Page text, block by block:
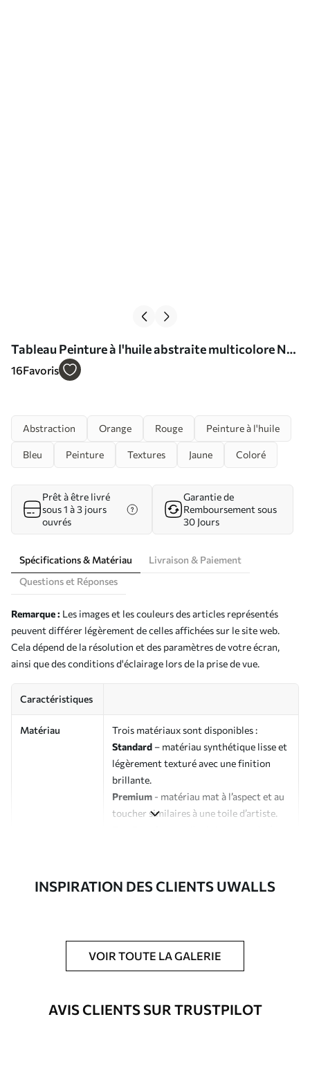
Tableau Peinture à l'huile abstraite multicolore Nr
s40457
16Favoris
Abstraction Orange Rouge Peinture à l'huile
Bleu Peinture Textures Jaune Coloré
Prêt à être livré
sous 1 à 3 jours
ouvrés
Garantie de
Remboursement sous
30 Jours
Spécifications & Matériau
Livraison & Paiement
Questions et Réponses
Remarque : Les images et les couleurs des articles représentés
peuvent différer légèrement de celles affichées sur le site web.
Cela dépend de la résolution et des paramètres de votre écran,
ainsi que des conditions d'éclairage lors de la prise de vue.
Caractéristiques
Matériau
Trois matériaux sont disponibles :
Standard – matériau synthétique lisse et
légèrement texturé avec une finition
brillante.
Premium - matériau mat à l’aspect et au
toucher similaires à une toile d’artiste.
Possibilité d'ajouter un vernis
protecteur pour renforcer la durabilité
du tableau.
Matériaux disponibles
INSPIRATION DES CLIENTS UWALLS
VOIR TOUTE LA GALERIE
AVIS CLIENTS SUR TRUSTPILOT